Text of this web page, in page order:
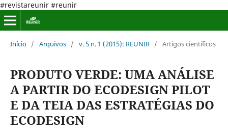
#revistareunir #reunir
Início / Arquivos / v. 5 n. 1 (2015): REUNIR / Artigos científicos
PRODUTO VERDE: UMA ANÁLISE
A PARTIR DO ECODESIGN PILOT
E DA TEIA DAS ESTRATÉGIAS DO
ECODESIGN